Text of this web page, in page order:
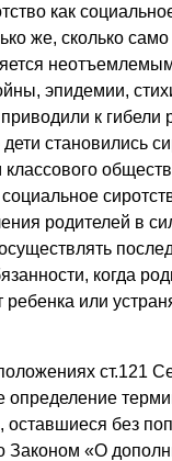
как
же, сколько
эпидемии,
к гибели
дети становились
родителей в
когда
ребенка или
ст.121
определение
оставшиеся без
Законом «О